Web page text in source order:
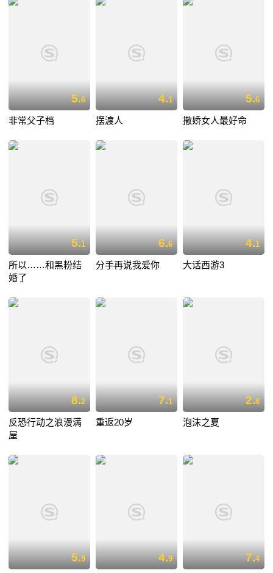
5.6
非常父子档
4.1
摆渡人
5.6
撒娇女人最好命
5.1
所以……和黑粉结
婚了
6.6
分手再说我爱你
4.1
大话西游3
8.2
反恐行动之浪漫满
屋
7.1
重返20岁
2.8
泡沫之夏
5.9 4.9 7.4